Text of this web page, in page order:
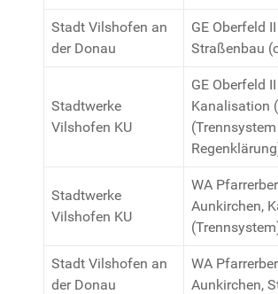
Stadt Vilshofen an
der Donau
GE Oberfeld
Straßenbau
Stadtwerke
Vilshofen KU
GE Oberfeld
Kanalisation
Stadtwerke
Vilshofen KU
WA
Aunkirchen,
Stadt Vilshofen an
der Donau
WA
Aunkirchen,